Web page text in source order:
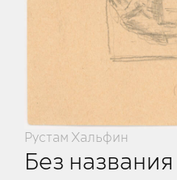
Рустам Хальфин
Без названия